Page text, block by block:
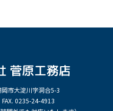
市大淀川字洞合5-3
0235-24-4913